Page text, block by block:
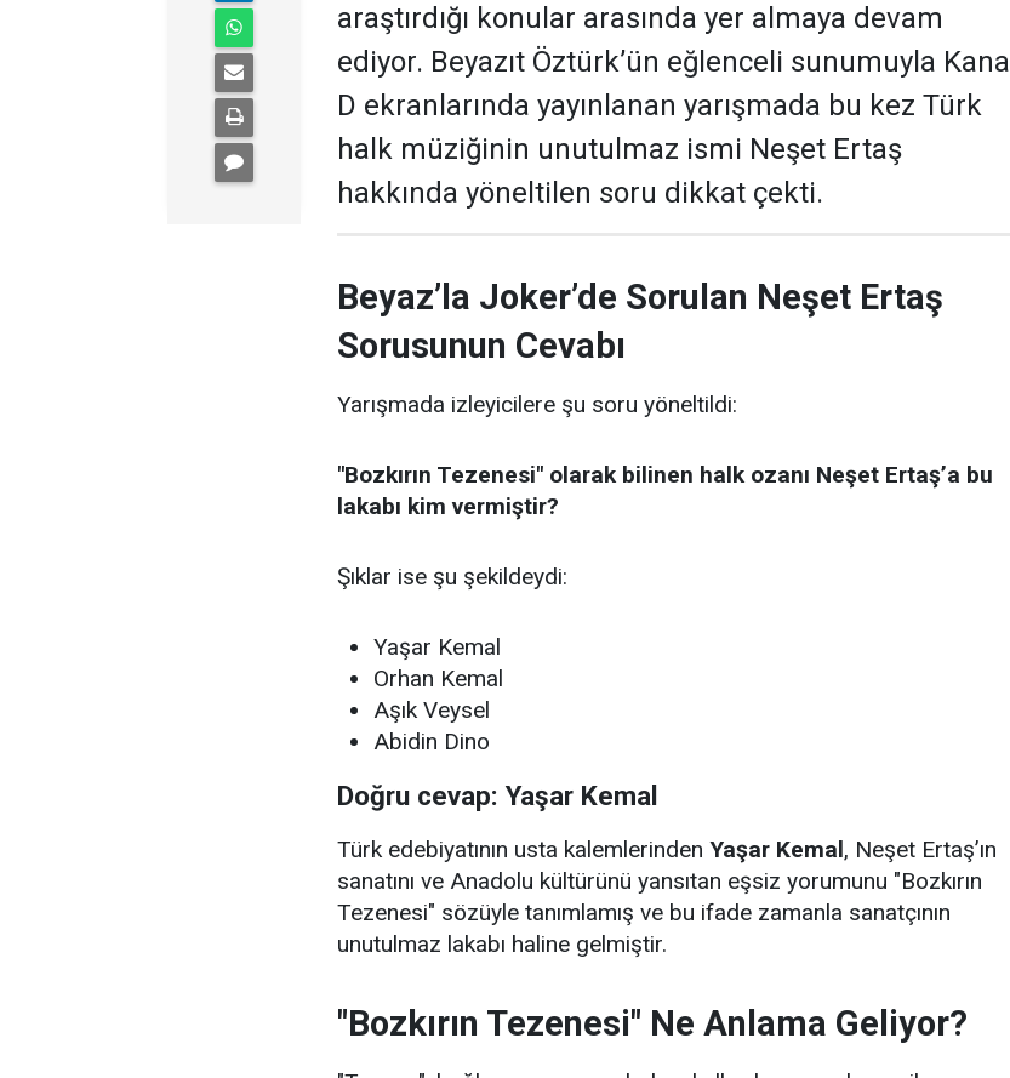
araştırdığı konular arasında yer almaya devam
ediyor. Beyazıt Öztürk’ün eğlenceli sunumuyla Kanal
D ekranlarında yayınlanan yarışmada bu kez Türk
halk müziğinin unutulmaz ismi Neşet Ertaş
hakkında yöneltilen soru dikkat çekti.
Beyaz’la Joker’de Sorulan Neşet Ertaş
Sorusunun Cevabı
Yarışmada izleyicilere şu soru yöneltildi:
"Bozkırın Tezenesi" olarak bilinen halk ozanı Neşet Ertaş’a bu
lakabı kim vermiştir?
Şıklar ise şu şekildeydi:
Yaşar Kemal
Orhan Kemal
Aşık Veysel
Abidin Dino
Doğru cevap: Yaşar Kemal
Türk edebiyatının usta kalemlerinden Yaşar Kemal, Neşet Ertaş’ın
sanatını ve Anadolu kültürünü yansıtan eşsiz yorumunu "Bozkırın
Tezenesi" sözüyle tanımlamış ve bu ifade zamanla sanatçının
unutulmaz lakabı haline gelmiştir.
"Bozkırın Tezenesi" Ne Anlama Geliyor?